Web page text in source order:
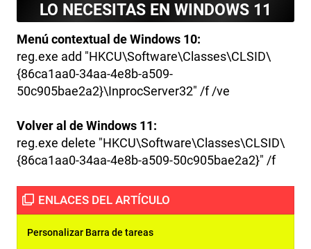
LO NECESITAS EN WINDOWS 11
Menú contextual de Windows 10:
reg.exe add "HKCU\Software\Classes\CLSID\
{86ca1aa0-34aa-4e8b-a509-
50c905bae2a2}\InprocServer32" /f /ve
Volver al de Windows 11:
reg.exe delete "HKCU\Software\Classes\CLSID\
{86ca1aa0-34aa-4e8b-a509-50c905bae2a2}" /f
Personalizar Barra de tareas